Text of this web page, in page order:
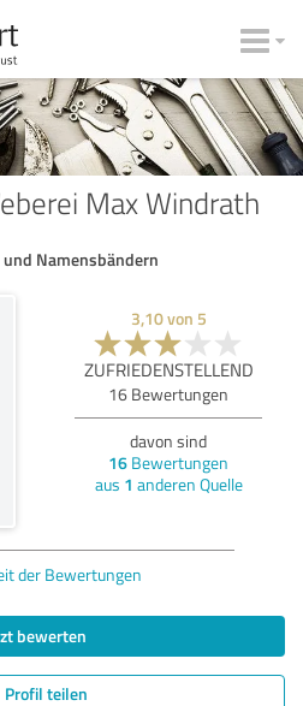
Max Windrath
Namensbändern
3,10von 5
ZUFRIEDENSTELLEND
16 Bewertungen
davon sind
16 Bewertungen
aus 1 anderen Quelle
der Bewertungen
bewerten
Profil teilen